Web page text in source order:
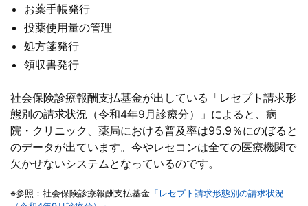
お薬手帳発行
投薬使用量の管理
処方箋発行
領収書発行
社会保険診療報酬支払基金が出している「レセプト請求形
態別の請求状況（令和4年9月診療分）」によると、病
院・クリニック、薬局における普及率は95.9％にのぼると
のデータが出ています。今やレセコンは全ての医療機関で
欠かせないシステムとなっているのです。
※参照：社会保険診療報酬支払基金 「レセプト請求形態別の請求状況